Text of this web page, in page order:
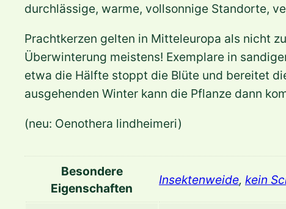
durchlässige, warme, vollsonnige Standorte,
Prachtkerzen gelten in Mitteleuropa als nicht
Überwinterung meistens! Exemplare in
etwa die Hälfte stoppt die Blüte und bereitet
ausgehenden Winter kann die Pflanze dann
(neu: Oenothera lindheimeri)
Besondere
Eigenschaften
Insektenweide, kein